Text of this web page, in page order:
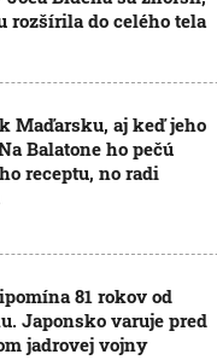
rozšírila do celého tela
Maďarsku, aj keď jeho
Balatone ho pečú
receptu, no radi
81 rokov od
Japonsko varuje pred
jadrovej vojny